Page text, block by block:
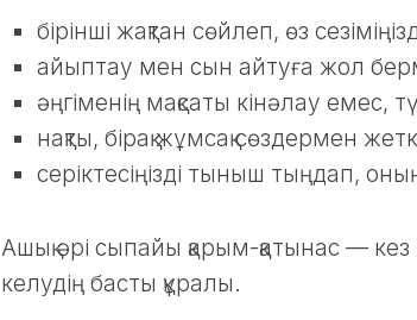
бірінші жақтан сөйлеп, өз
айыптау мен сын айтуға жол
әңгіменің мақсаты кінәлау емес,
нақты, бірақ жұмсақ сөздермен
серіктесіңізді тыныш тыңдап,
Ашық әрі сыпайы қарым-қатынас — кез
келудің басты құралы.